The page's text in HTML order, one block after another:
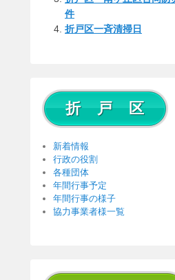
件
折戸区一斉清掃日
折 戸 区
新着情報
行政の役割
各種団体
年間行事予定
年間行事の様子
協力事業者様一覧